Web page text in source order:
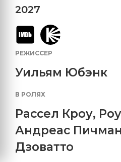
2027
РЕЖИССЕР
Уильям Юбэнк
В РОЛЯХ
Рассел Кроу,
Андреас Пичман
Дзоватто